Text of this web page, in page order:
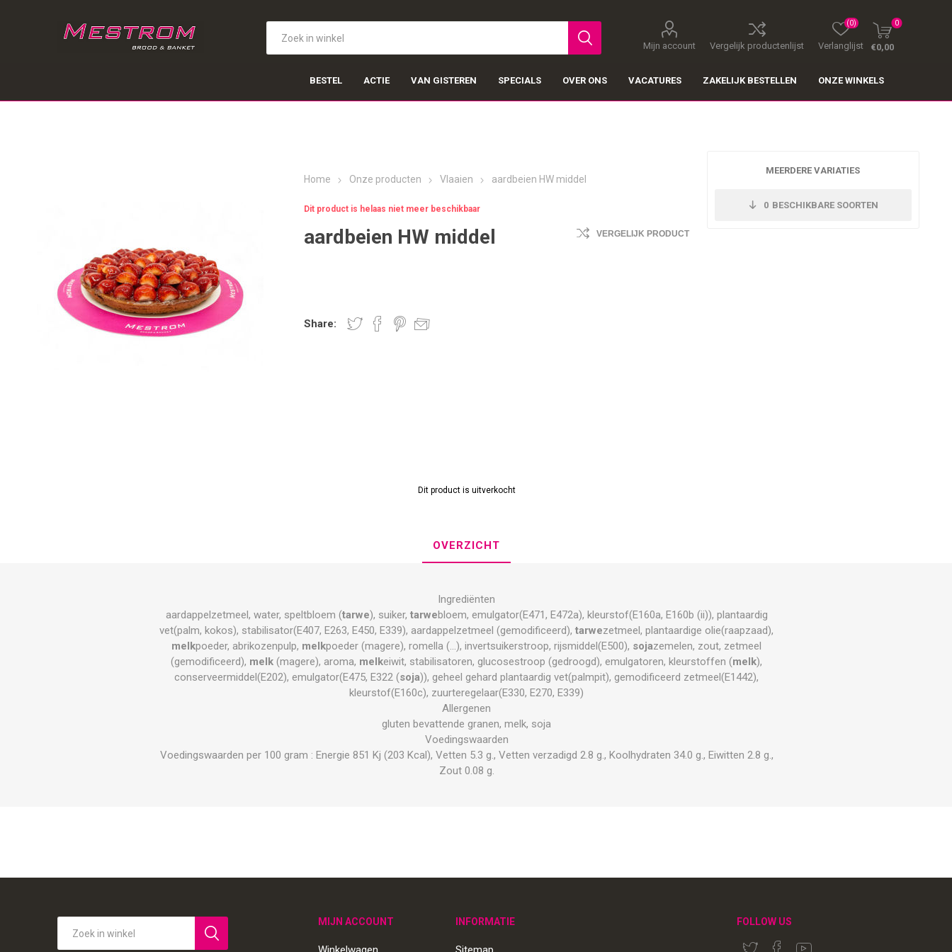
Mijn account Vergelijk productenlijst Verlanglijst
(0) 0
€0,00
BESTEL ACTIE VAN GISTEREN SPECIALS OVER ONS VACATURES ZAKELIJK BESTELLEN ONZE WINKELS
Home Onze producten Vlaaien aardbeien HW middel
Dit product is helaas niet meer beschikbaar
aardbeien HW middel VERGELIJK PRODUCT
MEERDERE VARIATIES
0 BESCHIKBARE SOORTEN
Share:
Dit product is uitverkocht
OVERZICHT
Ingrediënten
aardappelzetmeel, water, speltbloem (tarwe), suiker, tarwebloem, emulgator(E471, E472a), kleurstof(E160a, E160b (ii)), plantaardig
vet(palm, kokos), stabilisator(E407, E263, E450, E339), aardappelzetmeel (gemodificeerd),tarwezetmeel, plantaardige olie(raapzaad),
melkpoeder, abrikozenpulp, melkpoeder (magere), romella (...), invertsuikerstroop, rijsmiddel(E500), sojazemelen, zout, zetmeel
(gemodificeerd), melk (magere), aroma, melkeiwit, stabilisatoren, glucosestroop (gedroogd), emulgatoren, kleurstoffen (melk),
conserveermiddel(E202), emulgator(E475, E322 (soja)), geheel gehard plantaardig vet(palmpit), gemodificeerd zetmeel(E1442),
kleurstof(E160c), zuurteregelaar(E330, E270, E339)
Allergenen
gluten bevattende granen, melk, soja
Voedingswaarden
Voedingswaarden per 100 gram : Energie 851 Kj (203 Kcal), Vetten 5.3 g., Vetten verzadigd 2.8 g., Koolhydraten 34.0 g., Eiwitten 2.8 g.,
Zout 0.08 g.
MIJN ACCOUNT INFORMATIE FOLLOW US